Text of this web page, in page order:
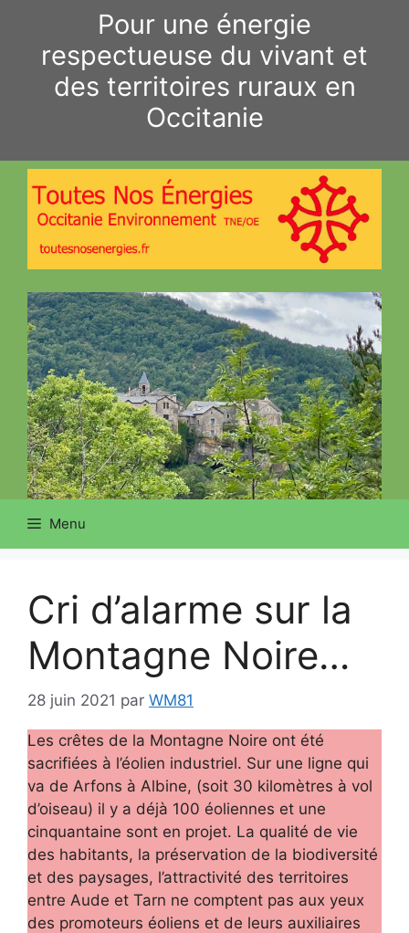
contenu
Pour une énergie
respectueuse du vivant et
des territoires ruraux en
Occitanie
Menu
Cri d’alarme sur la
Montagne Noire…
28 juin 2021 par WM81
Les crêtes de la Montagne Noire ont été
sacrifiées à l’éolien industriel. Sur une ligne qui
va de Arfons à Albine, (soit 30 kilomètres à vol
d’oiseau) il y a déjà 100 éoliennes et une
cinquantaine sont en projet. La qualité de vie
des habitants, la préservation de la biodiversité
et des paysages, l’attractivité des territoires
entre Aude et Tarn ne comptent pas aux yeux
des promoteurs éoliens et de leurs auxiliaires